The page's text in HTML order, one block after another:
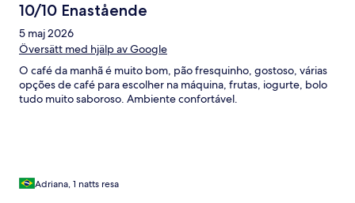
10/10 Enastående
5 maj 2026
Översätt med hjälp av Google
O café da manhã é muito bom, pão fresquinho, gostoso, várias
opções de café para escolher na máquina, frutas, iogurte, bolo
tudo muito saboroso. Ambiente confortável.
Adriana, 1 natts resa